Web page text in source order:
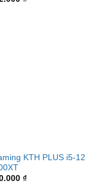
KTH PLUS i5-12
₫